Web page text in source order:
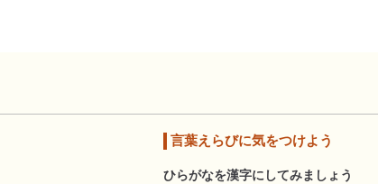
言葉えらびに気をつけよう
ひらがなを漢字にしてみましょう